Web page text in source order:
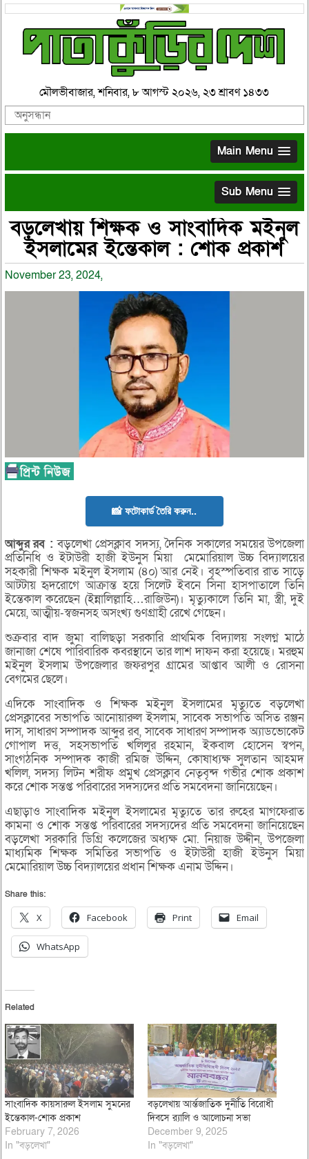
মৌলভীবাজার, শনিবার, ৮ আগস্ট ২০২৬, ২৩ শ্রাবণ ১৪৩৩
Main Menu
Sub Menu
বড়লেখায় শিক্ষক ও সাংবাদিক মইনুল
ইসলামের ইন্তেকাল : শোক প্রকাশ
November 23, 2024,
📸 ফটোকার্ড তৈরি করুন..
আব্দুর রব: বড়লেখা প্রেসক্লাব সদস্য, দৈনিক সকালের সময়ের উপজেলা
প্রতিনিধি ও ইটাউরী হাজী ইউনুস মিয়া মেমোরিয়াল উচ্চ বিদ্যালয়ের
সহকারী শিক্ষক মইনুল ইসলাম (৪০) আর নেই। বৃহস্পতিবার রাত সাড়ে
আটটায় হৃদরোগে আক্রান্ত হয়ে সিলেট ইবনে সিনা হাসপাতালে তিনি
ইন্তেকাল করেছেন (ইন্নালিল্লাহি…রাজিউন)। মৃত্যুকালে তিনি মা, স্ত্রী, দুই
মেয়ে, আত্মীয়-স্বজনসহ অসংখ্য গুণগ্রাহী রেখে গেছেন।
শুক্রবার বাদ জুমা বালিছড়া সরকারি প্রাথমিক বিদ্যালয় সংলগ্ন মাঠে
জানাজা শেষে পারিবারিক কবরস্থানে তার লাশ দাফন করা হয়েছে। মরহুম
মইনুল ইসলাম উপজেলার জফরপুর গ্রামের আপ্তাব আলী ও রোসনা
বেগমের ছেলে।
এদিকে সাংবাদিক ও শিক্ষক মইনুল ইসলামের মৃত্যুতে বড়লেখা
প্রেসক্লাবের সভাপতি আনোয়ারুল ইসলাম, সাবেক সভাপতি অসিত রঞ্জন
দাস, সাধারণ সম্পাদক আব্দুর রব, সাবেক সাধারণ সম্পাদক অ্যাডভোকেট
গোপাল দত্ত, সহসভাপতি খলিলুর রহমান, ইকবাল হোসেন স্বপন,
সাংগঠনিক সম্পাদক কাজী রমিজ উদ্দিন, কোষাধ্যক্ষ সুলতান আহমদ
খলিল, সদস্য লিটন শরীফ প্রমুখ প্রেসক্লাব নেতৃবৃন্দ গভীর শোক প্রকাশ
করে শোক সন্তপ্ত পরিবারের সদস্যদের প্রতি সমবেদনা জানিয়েছেন।
এছাড়াও সাংবাদিক মইনুল ইসলামের মৃত্যুতে তার রুহের মাগফেরাত
কামনা ও শোক সন্তপ্ত পরিবারের সদস্যদের প্রতি সমবেদনা জানিয়েছেন
বড়লেখা সরকারি ডিগ্রি কলেজের অধ্যক্ষ মো. নিয়াজ উদ্দীন, উপজেলা
মাধ্যমিক শিক্ষক সমিতির সভাপতি ও ইটাউরী হাজী ইউনুস মিয়া
মেমোরিয়াল উচ্চ বিদ্যালয়ের প্রধান শিক্ষক এনাম উদ্দিন।
Share this:
X Facebook Print Email
WhatsApp
Related
সাংবাদিক কায়সারুল ইসলাম সুমনের
ইন্তেকাল-শোক প্রকাশ
February 7, 2026
In "বড়লেখা"
বড়লেখায় আর্ন্তজাতিক দুর্নীতি বিরোধী
দিবসে র‌্যালি ও আলোচনা সভা
December 9, 2025
In "বড়লেখা"